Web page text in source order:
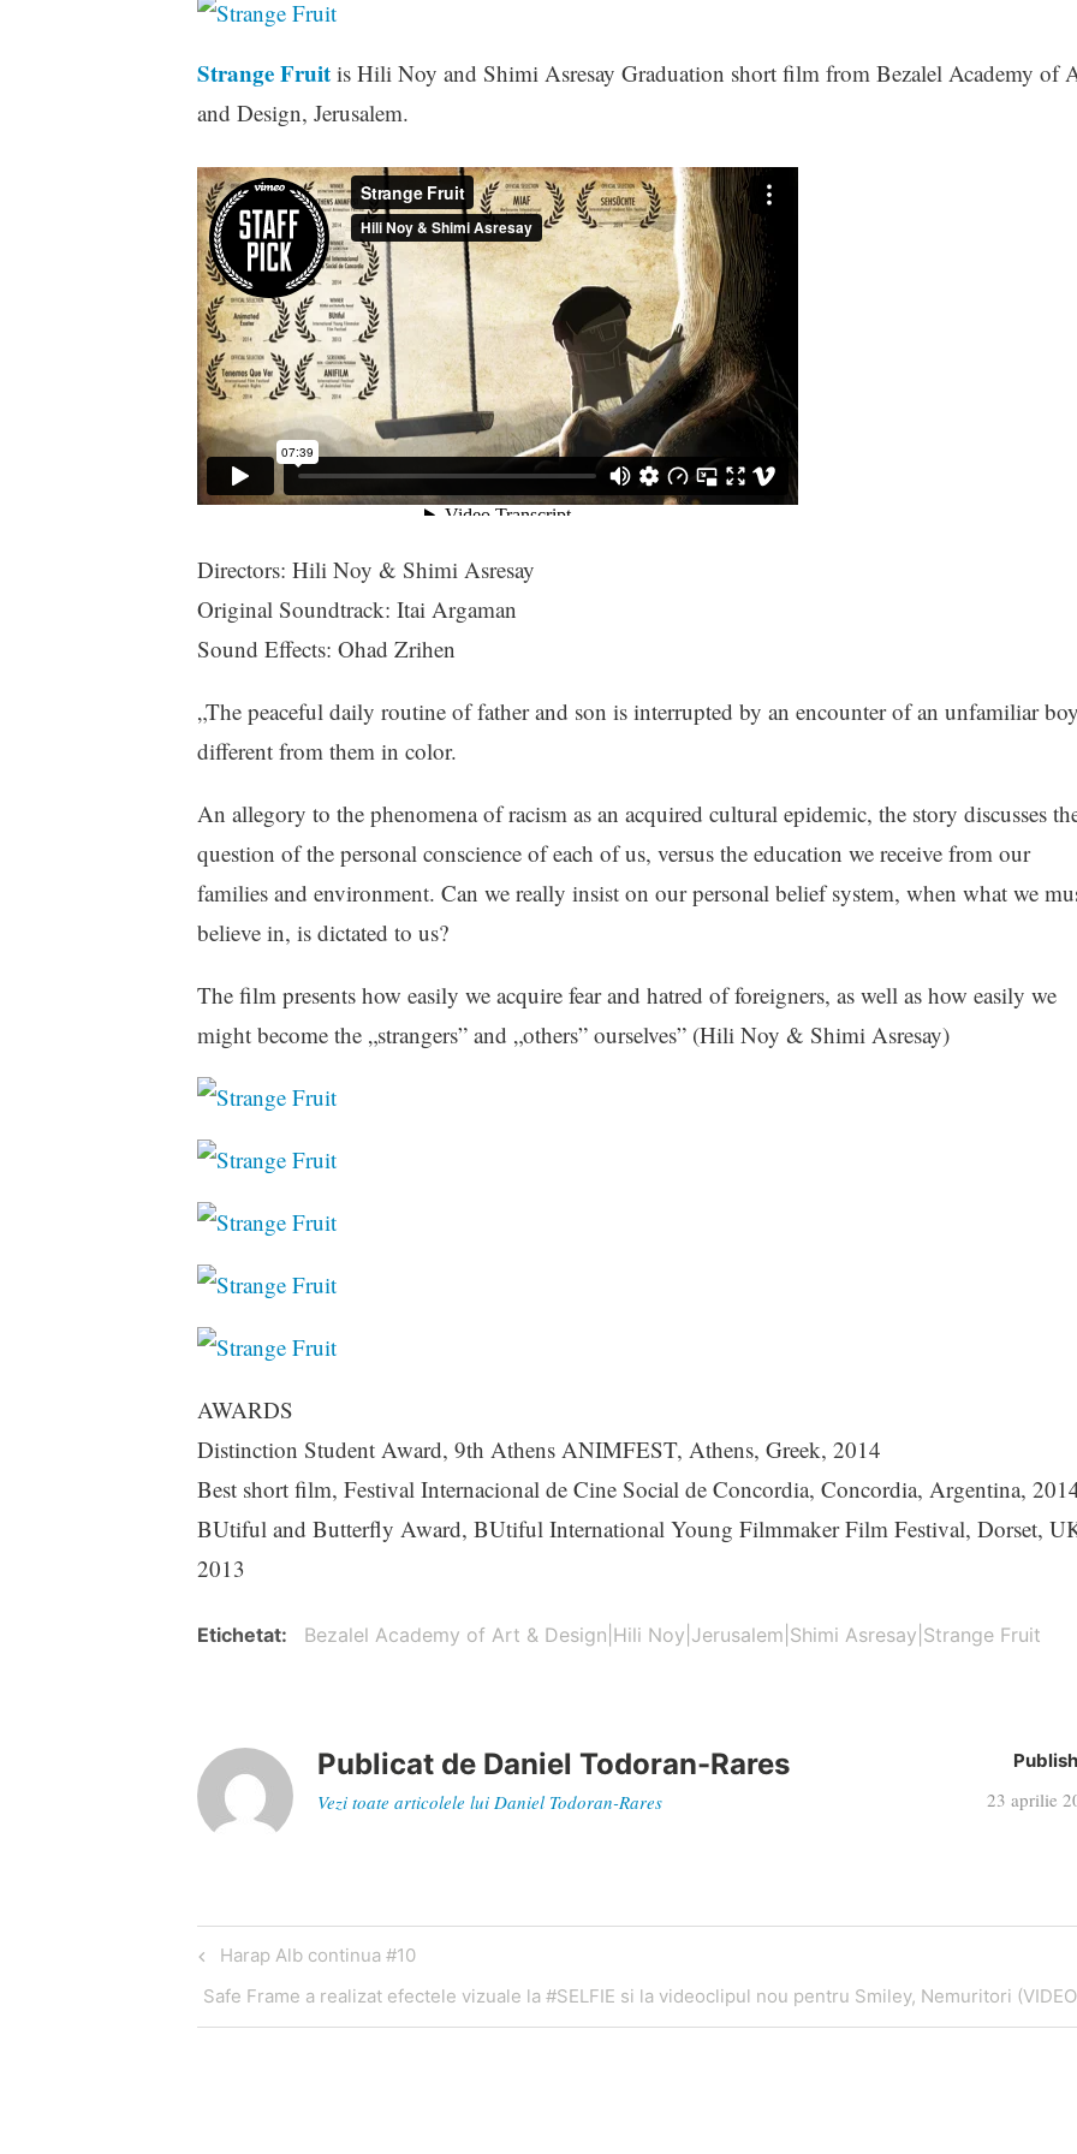
Strange Fruitis Hili Noy and Shimi Asresay Graduation short film from Bezalel Academy of
and Design, Jerusalem.
Directors: Hili Noy & Shimi Asresay
Original Soundtrack: Itai Argaman
Sound Effects: Ohad Zrihen
„The peaceful daily routine of father and son is interrupted by an encounter of an unfamiliar
different from them in color.
An allegory to the phenomena of racism as an acquired cultural epidemic, the story discusses
question of the personal conscience of each of us, versus the education we receive from our
families and environment. Can we really insist on our personal belief system, when what we
believe in, is dictated to us?
The film presents how easily we acquire fear and hatred of foreigners, as well as how easily we
might become the „strangers” and „others” ourselves” (Hili Noy & Shimi Asresay)
AWARDS
Distinction Student Award, 9th Athens ANIMFEST, Athens, Greek, 2014
Best short film, Festival Internacional de Cine Social de Concordia, Concordia, Argentina,
BUtiful and Butterfly Award, BUtiful International Young Filmmaker Film Festival, Dorset,
2013
Etichetat Bezalel Academy of Art & Design|Hili Noy|Jerusalem|Shimi Asresay|Strange Fruit
Publicat de Daniel Todoran-Rares
Vezi toate articolele lui Daniel Todoran-Rares 23 aprilie
Navigare
articole
Articol
anterior
Harap Alb continua #10
Articol
următor
Safe Frame a realizat efectele vizuale la #SELFIE si la videoclipul nou pentru Smiley, Nemuritori